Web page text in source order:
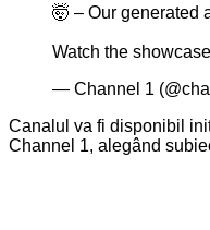
🤯 – Our generated
Watch the
— Channel 1
Canalul va fi disponibil
Channel 1, alegând